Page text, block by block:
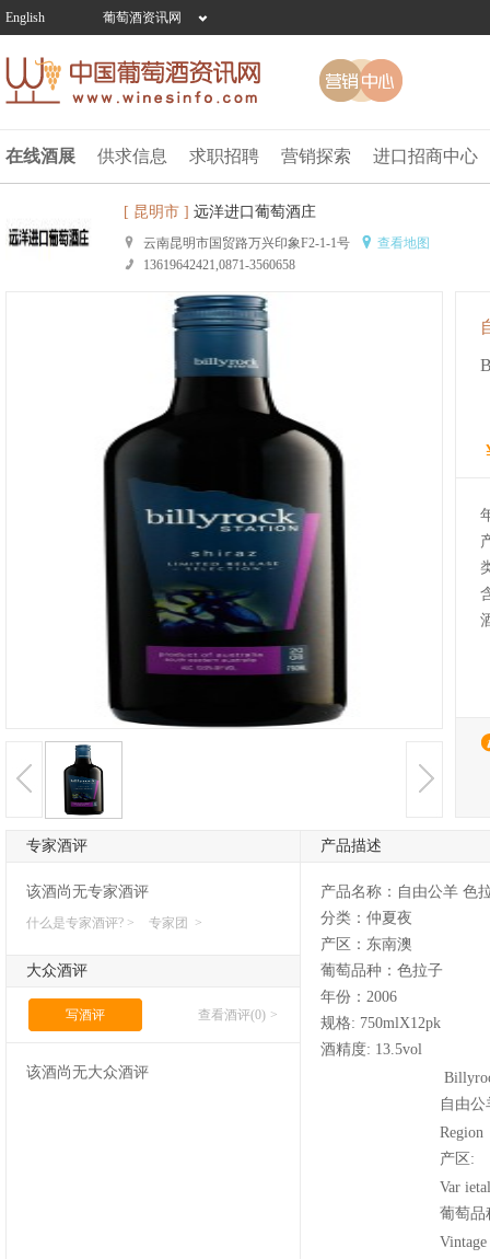
English 葡萄酒资讯网
在线酒展 供求信息 求职招聘 营销探索 进口招商中心
[ 昆明市 ] 远洋进口葡萄酒庄
云南昆明市国贸路万兴印象F2-1-1号
查看地图
13619642421,0871-3560658
专家酒评
该酒尚无专家酒评
什么是专家酒评? > 专家团 >
大众酒评
写酒评 >
查看酒评(0)
该酒尚无大众酒评
产品描述
产品名称：自由公羊 色
分类：仲夏夜
产区：东南澳
葡萄品种：色拉子
年份：2006
规格: 750mlX12pk
酒精度: 13.5vol
自由
Region
产区:
Var ietal
葡萄品
Vintage